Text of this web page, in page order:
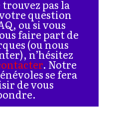
trouvez pas la
question
ou si vous
faire part de
(ou nous
n’hésitez
. Notre
se fera
de vous